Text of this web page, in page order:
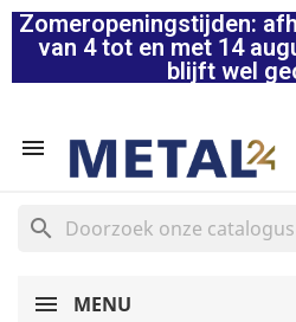
Zomeropeningstijden:
van 4 tot en met 14
blijft wel

search
MENU